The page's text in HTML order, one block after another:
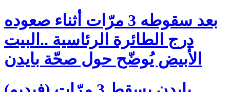
بعد سقوطه 3 مرّات أثناء صعوده
درج الطائرة الرئاسية ..البيت
الأبيض يُوضّح حول صحّة بايدن